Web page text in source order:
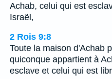
Achab, celui qui est
Israël,
2 Rois 9:8
Toute la maison d'Achab
quiconque appartient à
esclave et celui qui est